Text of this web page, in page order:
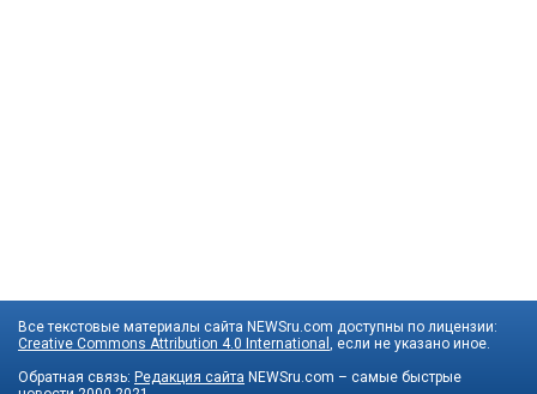
Все текстовые материалы сайта NEWSru.com доступны по лицензии:
Creative Commons Attribution 4.0 International
, если не указано иное.
Обратная связь: Редакция сайта NEWSru.com – самые быстрые